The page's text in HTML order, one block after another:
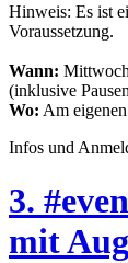
Hinweis: Es ist
Voraussetzung.
Wann:
(inklusive
Wo: Am
Infos und
3.
mit